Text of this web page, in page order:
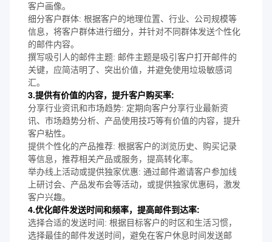
客户画像。
细分客户群体: 根据客户的地理位置、行业、公司规模等
信息，将客户群体进行细分，并针对不同群体发送个性化
的邮件内容。
撰写吸引人的邮件主题: 邮件主题是吸引客户打开邮件的
关键，应简洁明了、突出价值，并避免使用垃圾敏感词
汇。
3.提供有价值的内容，提升客户购买率:
分享行业资讯和市场趋势: 定期向客户分享行业最新资
讯、市场趋势分析、产品使用技巧等有价值的内容，提升
客户粘性。
提供个性化的产品推荐: 根据客户的浏览历史、购买记录
等信息，推荐相关产品或服务，提高转化率。
举办线上活动或提供独家优惠: 通过邮件邀请客户参加线
上研讨会、产品发布会等活动，或提供独家优惠码，激发
客户兴趣。
4.优化邮件发送时间和频率，提高邮件到达率:
选择合适的发送时间: 根据目标客户的时区和生活习惯，
选择最佳的邮件发送时间，避免在客户休息时间发送邮